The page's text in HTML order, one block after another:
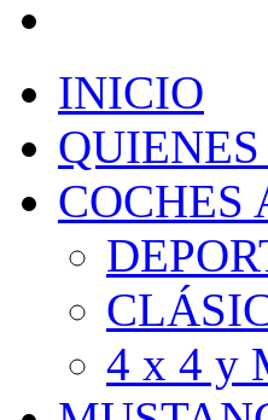
INICIO
COCHES
4 x 4 y